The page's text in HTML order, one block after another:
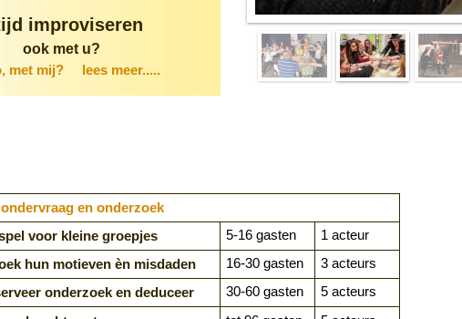
improviseren
ook met u?
met mij? lees meer.....
en onderzoek
voor kleine groepjes 5-16 gasten
1 acteur
hun motieven èn misdaden 16-30 gasten
3 acteurs
onderzoek en deduceer 30-60 gasten
5 acteurs